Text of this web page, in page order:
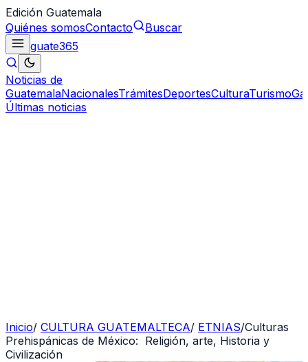
Edición Guatemala
Quiénes somosContacto
Buscar
guate365
Noticias de
GuatemalaNacionalesTrámitesDeportesCulturaTurismo
Últimas noticias
Inicio/ CULTURA GUATEMALTECA/ ETNIAS/Culturas
Prehispánicas de México: Religión, arte, Historia y
Civilización